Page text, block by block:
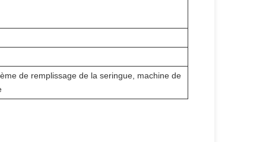
de remplissage de la seringue, machine de